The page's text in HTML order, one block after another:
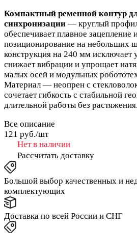
Компактный ременной контур
синхронизации — круглый
обеспечивает плавное зацепление
позиционирование на небольших
конструкция на 240 мм исключает
снижает вибрации и упрощает
малых осей и модульных
Материал — неопрен с
сочетает гибкость с стабильной
длительной работы без растяжения.
Все описание
121 руб./шт
Нет в наличии
Рассчитать доставку
Большой выбор качественных и
комплектующих
Доставка по всей России и СНГ